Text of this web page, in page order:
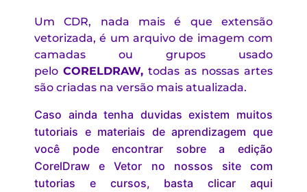
Um CDR, nada mais é que extensão
vetorizada, é um arquivo de imagem com
camadas ou grupos usado
pelo CORELDRAW, todas as nossas artes
são criadas na versão mais atualizada.
Caso ainda tenha duvidas existem muitos
tutoriais e materiais de aprendizagem que
você pode encontrar sobre a edição
CorelDraw e Vetor no nossos site com
tutorias e cursos, basta clicar aqui